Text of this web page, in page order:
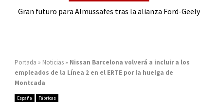
Gran futuro para Almussafes tras la alianza Ford-Geely
Portada » Noticias » Nissan Barcelona volverá a incluir a los
empleados de la Línea 2 en el ERTE por la huelga de
Montcada
España Fábricas